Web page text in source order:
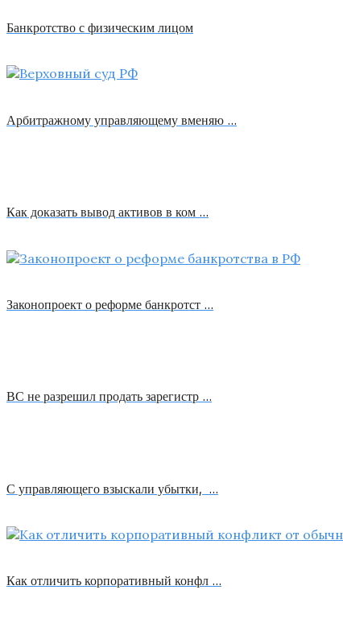
Банкротство с физическим лицом
Арбитражному управляющему вменяю …
Как доказать вывод активов в ком …
Законопроект о реформе банкротст …
ВС не разрешил продать зарегистр …
С управляющего взыскали убытки, …
Как отличить корпоративный конфл …